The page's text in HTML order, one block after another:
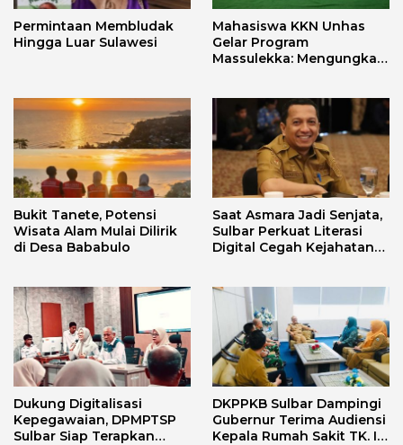
Permintaan Membludak
Hingga Luar Sulawesi
Mahasiswa KKN Unhas
Gelar Program
Massulekka: Mengungkap
Bukit Tanete, Potensi
Wisata Alam Mulai Dilirik
di Desa Bababulo
Saat Asmara Jadi Senjata,
Sulbar Perkuat Literasi
Digital Cegah Kejahatan
Dukung Digitalisasi
Kepegawaian, DPMPTSP
Sulbar Siap Terapkan
DKPPKB Sulbar Dampingi
Gubernur Terima Audiensi
Kepala Rumah Sakit TK. III